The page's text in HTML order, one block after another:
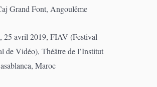
Grand Font, Angoulême
25 avril 2019, FIAV (Festival
de Vidéo), Théâtre de l’Institut
Maroc